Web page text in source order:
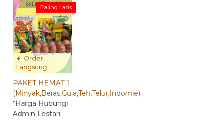
Order
Langsung
Paling Laris
PAKET HEMAT 1
(Minyak,Beras,Gula,Teh,Telur,Indomie)
*Harga Hubungi
Admin Lestari